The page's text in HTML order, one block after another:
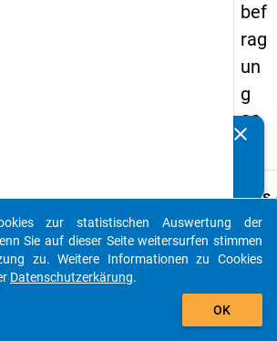
bef
rag
un
g
20
Details
G15
Wie
clear
auto_stories
add_shopping_cart
zur statistischen Auswertung der
Sie auf dieser Seite weitersurfen stimmen
zu. Weitere Informationen zu Cookies
Datenschutzerkärung.
OK